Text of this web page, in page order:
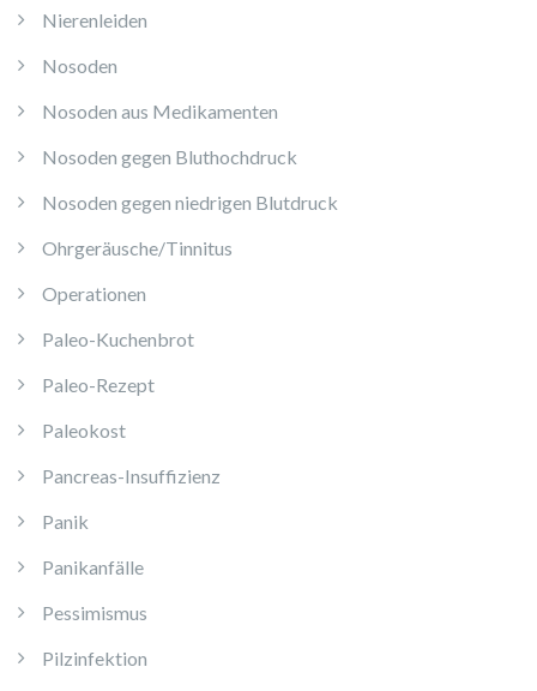
Nierenleiden
Nosoden
Nosoden aus Medikamenten
Nosoden gegen Bluthochdruck
Nosoden gegen niedrigen Blutdruck
Ohrgeräusche/Tinnitus
Operationen
Paleo-Kuchenbrot
Paleo-Rezept
Paleokost
Pancreas-Insuffizienz
Panik
Panikanfälle
Pessimismus
Pilzinfektion